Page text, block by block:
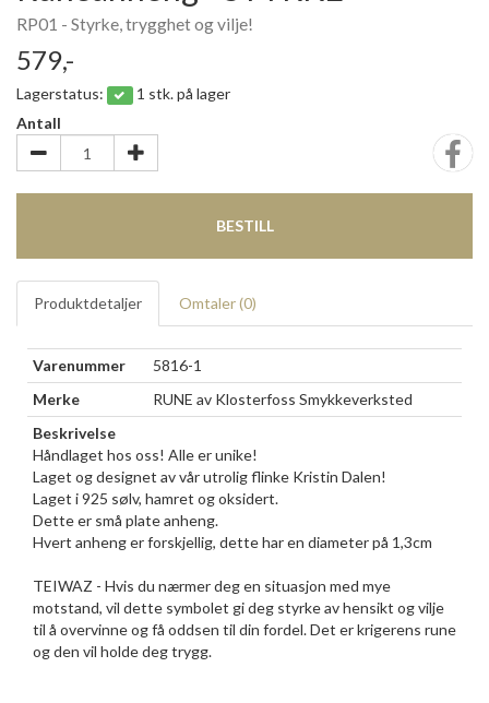
RP01 - Styrke, trygghet og vilje!
579,-
Lagerstatus:
1 stk. på lager
Antall
BESTILL
Produktdetaljer Omtaler (0)
Varenummer
5816-1
Merke
RUNE av Klosterfoss Smykkeverksted
Beskrivelse
Håndlaget hos oss! Alle er unike!
Laget og designet av vår utrolig flinke Kristin Dalen!
Laget i 925 sølv, hamret og oksidert.
Dette er små plate anheng.
Hvert anheng er forskjellig, dette har en diameter på 1,3cm
TEIWAZ - Hvis du nærmer deg en situasjon med mye
motstand, vil dette symbolet gi deg styrke av hensikt og vilje
til å overvinne og få oddsen til din fordel. Det er krigerens rune
og den vil holde deg trygg.